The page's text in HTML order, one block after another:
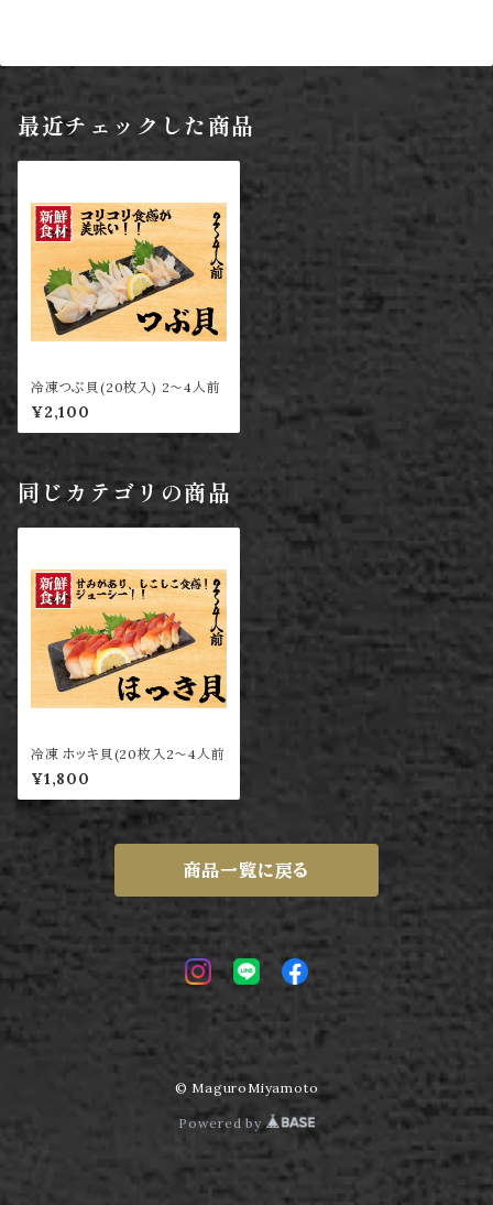
最近チェックした商品
冷凍つぶ貝(20枚入) 2〜4人前
¥2,100
同じカテゴリの商品
冷凍 ホッキ貝(20枚入2〜4人前
¥1,800
商品一覧に戻る
© MaguroMiyamoto
Powered by